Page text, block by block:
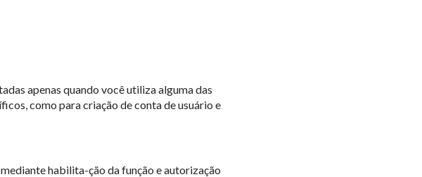
apenas quando você utiliza alguma das
como para criação de conta de usuário e
habilita-ção da função e autorização